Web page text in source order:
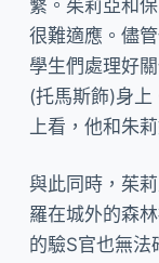
繫。茱莉亞和
很難適應。儘
學生們處理好
(托馬斯飾)身上
上看，他和朱
與此同時，茱
羅在城外的森
的驗S官也無法